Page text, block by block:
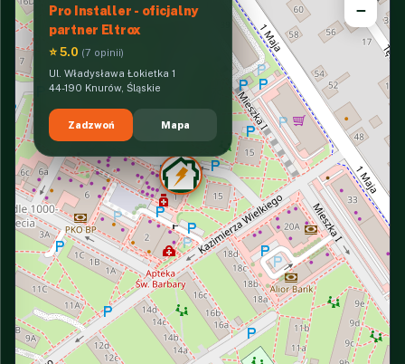
Pro Installer - oficjalny
partner Eltrox
⭐ 5.0 (7 opinii)
Ul. Władysława Łokietka 1
44-190 Knurów, Śląskie
Zadzwoń Mapa
−